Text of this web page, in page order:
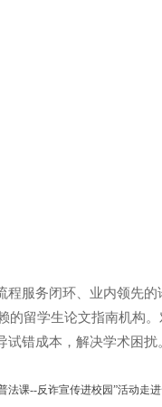
程服务闭环、业内领先
的留学生论文指南机构
错成本，解决学术困扰。
法课--反诈宣传进校园”活动走